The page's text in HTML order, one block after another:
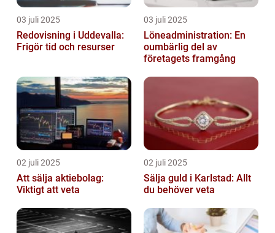
03 juli 2025
Redovisning i Uddevalla:
Frigör tid och resurser
03 juli 2025
Löneadministration: En
oumbärlig del av
företagets framgång
02 juli 2025
Att sälja aktiebolag:
Viktigt att veta
02 juli 2025
Sälja guld i Karlstad: Allt
du behöver veta